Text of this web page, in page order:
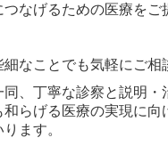
つなげるための医療をご
細なことでも気軽にご相
同、丁寧な診察と説明
和らげる医療の実現に
ます。